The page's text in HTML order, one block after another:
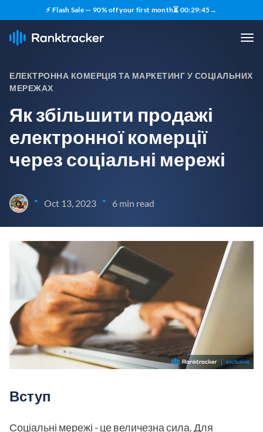
⚡ Flash Sale — 90% off your first month⏳ 00:29:44→
ЕЛЕКТРОННА КОМЕРЦІЯ ТА МАРКЕТИНГ У СОЦІАЛЬНИХ
МЕРЕЖАХ
Як збільшити продажі
електронної комерції
через соціальні мережі
• Oct 13, 2023 • 6 min read
Вступ
Соціальні мережі - це величезна сила. Для